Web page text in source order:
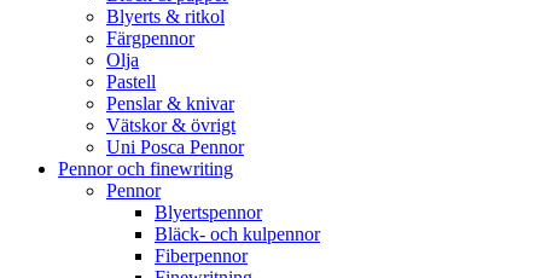
Blyerts & ritkol
Färgpennor
Olja
Pastell
Penslar & knivar
Vätskor & övrigt
Uni Posca Pennor
Pennor och finewriting
Pennor
Blyertspennor
Bläck- och kulpennor
Fiberpennor